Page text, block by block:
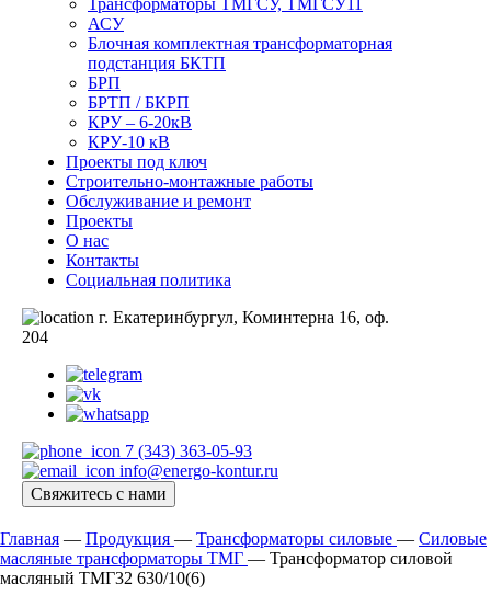
Трансформаторы ТМГСУ, ТМГСУ11
АСУ
Блочная комплектная трансформаторная
подстанция БКТП
БРП
БРТП / БКРП
КРУ – 6-20кВ
КРУ-10 кВ
Проекты под ключ
Строительно-монтажные работы
Обслуживание и ремонт
Проекты
О нас
Контакты
Социальная политика
г. Екатеринбургул, Коминтерна 16, оф.
204
7 (343) 363-05-93
info@energo-kontur.ru
Свяжитесь с нами
Главная — Продукция — Трансформаторы силовые — Силовые
масляные трансформаторы ТМГ — Трансформатор силовой
масляный ТМГ32 630/10(6)